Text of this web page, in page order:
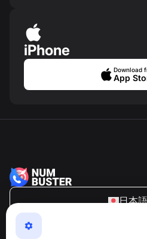
iPhone
Download
App
日本語
NumBuster © 2013—2026 ·
電話詐欺、スパム、不審なメ